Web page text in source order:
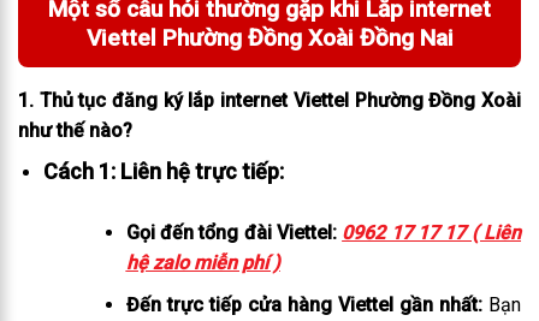
Một số câu hỏi thường gặp khi Lắp internet
Viettel Phường Đồng Xoài Đồng Nai
1. Thủ tục đăng ký lắp internet Viettel Phường Đồng Xoài
như thế nào?
Cách 1: Liên hệ trực tiếp:
Gọi đến tổng đài Viettel: 0962 17 17 17 ( Liên
hệ zalo miễn phí )
Đến trực tiếp cửa hàng Viettel gần nhất:Bạn